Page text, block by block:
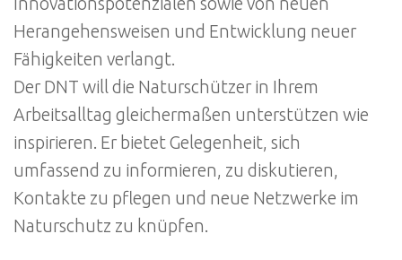
Herangehensweisen und Entwicklung neuer
Fähigkeiten verlangt.
Der DNT will die Naturschützer in Ihrem
Arbeitsalltag gleichermaßen unterstützen wie
inspirieren. Er bietet Gelegenheit, sich
umfassend zu informieren, zu diskutieren,
Kontakte zu pflegen und neue Netzwerke im
Naturschutz zu knüpfen.